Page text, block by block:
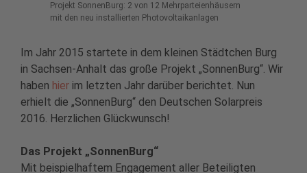
Projekt SonnenBurg: 2 von 12 Mehrparteienhäusern
mit den neu installierten Photovoltaikanlagen
Im Jahr 2015 startete in dem kleinen Städtchen Burg
in Sachsen-Anhalt das große Projekt „SonnenBurg“. Wir
haben hier im letzten Jahr darüber berichtet. Nun
erhielt die „SonnenBurg“ den Deutschen Solarpreis
2016. Herzlichen Glückwunsch!
Das Projekt „SonnenBurg“
Mit beispielhaftem Engagement aller Beteiligten